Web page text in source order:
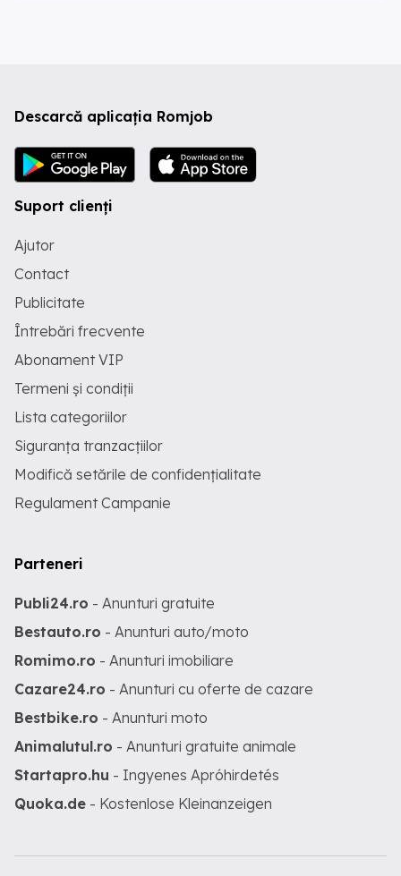
Descarcă aplicația Romjob
Suport clienți
Ajutor
Contact
Publicitate
Întrebări frecvente
Abonament VIP
Termeni și condiții
Lista categoriilor
Siguranța tranzacțiilor
Modifică setările de confidențialitate
Regulament Campanie
Parteneri
Publi24.ro - Anunturi gratuite
Bestauto.ro - Anunturi auto/moto
Romimo.ro - Anunturi imobiliare
Cazare24.ro - Anunturi cu oferte de cazare
Bestbike.ro - Anunturi moto
Animalutul.ro - Anunturi gratuite animale
Startapro.hu - Ingyenes Apróhirdetés
Quoka.de - Kostenlose Kleinanzeigen